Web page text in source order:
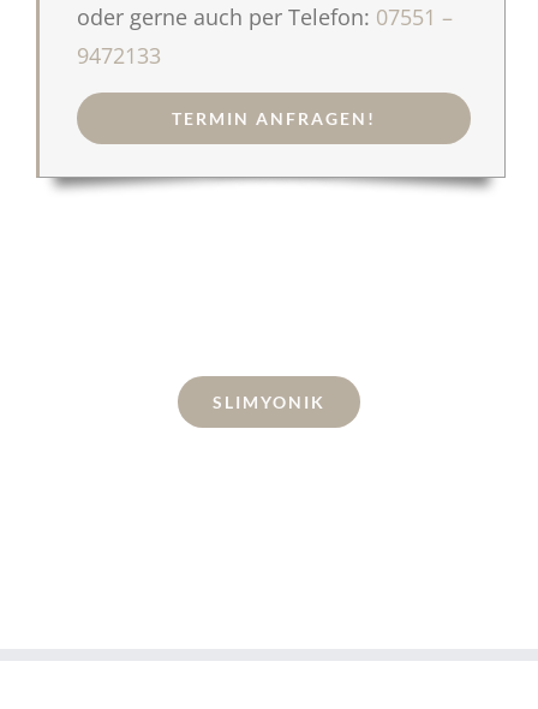
oder gerne auch per Telefon: 07551 –
9472133
TERMIN ANFRAGEN!
SLIMYONIK